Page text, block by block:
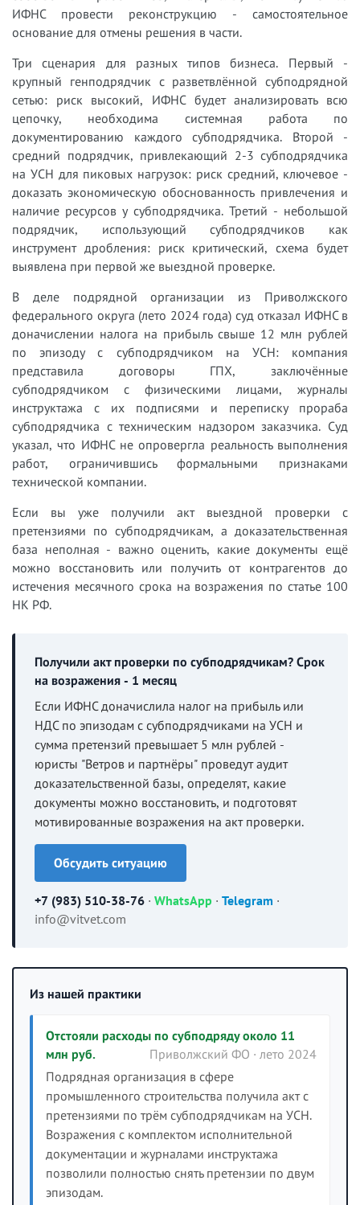
ИФНС провести реконструкцию - самостоятельное
основание для отмены решения в части.
Три сценария для разных типов бизнеса. Первый -
крупный генподрядчик с разветвлённой субподрядной
сетью: риск высокий, ИФНС будет анализировать всю
цепочку, необходима системная работа по
документированию каждого субподрядчика. Второй -
средний подрядчик, привлекающий 2-3 субподрядчика
на УСН для пиковых нагрузок: риск средний, ключевое -
доказать экономическую обоснованность привлечения и
наличие ресурсов у субподрядчика. Третий - небольшой
подрядчик, использующий субподрядчиков как
инструмент дробления: риск критический, схема будет
выявлена при первой же выездной проверке.
В деле подрядной организации из Приволжского
федерального округа (лето 2024 года) суд отказал ИФНС в
доначислении налога на прибыль свыше 12 млн рублей
по эпизоду с субподрядчиком на УСН: компания
представила договоры ГПХ, заключённые
субподрядчиком с физическими лицами, журналы
инструктажа с их подписями и переписку прораба
субподрядчика с техническим надзором заказчика. Суд
указал, что ИФНС не опровергла реальность выполнения
работ, ограничившись формальными признаками
технической компании.
Если вы уже получили акт выездной проверки с
претензиями по субподрядчикам, а доказательственная
база неполная - важно оценить, какие документы ещё
можно восстановить или получить от контрагентов до
истечения месячного срока на возражения по статье 100
НК РФ.
Получили акт проверки по субподрядчикам? Срок
на возражения - 1 месяц
Если ИФНС доначислила налог на прибыль или
НДС по эпизодам с субподрядчиками на УСН и
сумма претензий превышает 5 млн рублей -
юристы "Ветров и партнёры" проведут аудит
доказательственной базы, определят, какие
документы можно восстановить, и подготовят
мотивированные возражения на акт проверки.
Обсудить ситуацию
+7 (983) 510-38-76 · WhatsApp · Telegram ·
info@vitvet.com
Из нашей практики
Отстояли расходы по субподряду около 11
млн руб.
Приволжский ФО · лето 2024
Подрядная организация в сфере
промышленного строительства получила акт с
претензиями по трём субподрядчикам на УСН.
Возражения с комплектом исполнительной
документации и журналами инструктажа
позволили полностью снять претензии по двум
эпизодам.